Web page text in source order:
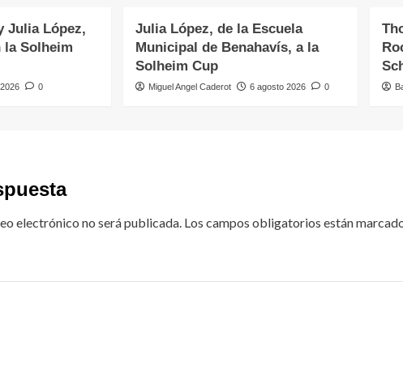
Julia López,
la Solheim
0
Julia López, de la Escuela
Municipal de Benahavís, a la
Solheim Cup
Miguel Angel Caderot 6 agosto 2026 0
electrónico no será publicada. Los campos obligatorios están